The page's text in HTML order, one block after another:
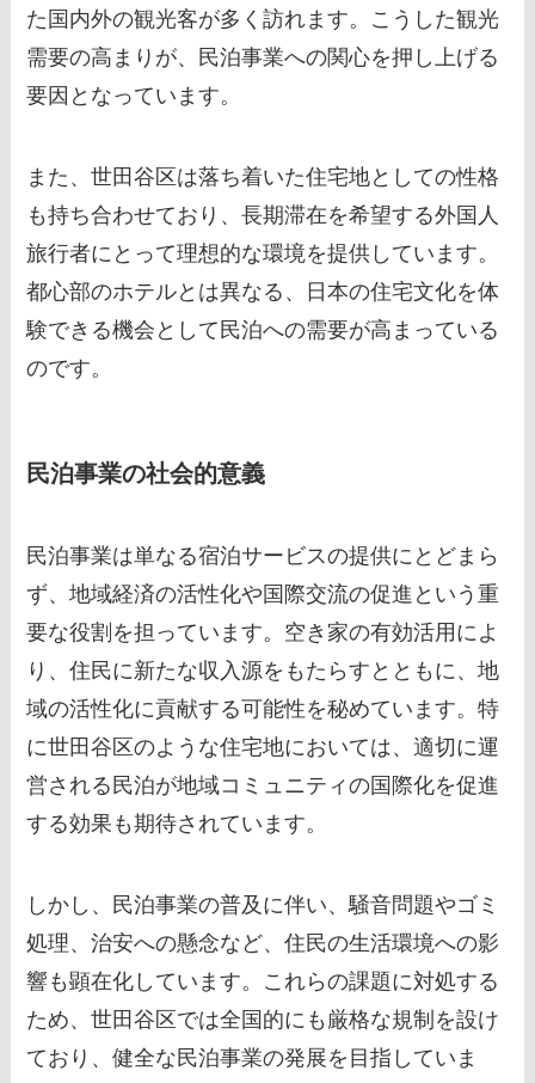
た国内外の観光客が多く訪れます。こうした観光
需要の高まりが、民泊事業への関心を押し上げる
要因となっています。
また、世田谷区は落ち着いた住宅地としての性格
も持ち合わせており、長期滞在を希望する外国人
旅行者にとって理想的な環境を提供しています。
都心部のホテルとは異なる、日本の住宅文化を体
験できる機会として民泊への需要が高まっている
のです。
民泊事業の社会的意義
民泊事業は単なる宿泊サービスの提供にとどまら
ず、地域経済の活性化や国際交流の促進という重
要な役割を担っています。空き家の有効活用によ
り、住民に新たな収入源をもたらすとともに、地
域の活性化に貢献する可能性を秘めています。特
に世田谷区のような住宅地においては、適切に運
営される民泊が地域コミュニティの国際化を促進
する効果も期待されています。
しかし、民泊事業の普及に伴い、騒音問題やゴミ
処理、治安への懸念など、住民の生活環境への影
響も顕在化しています。これらの課題に対処する
ため、世田谷区では全国的にも厳格な規制を設け
ており、健全な民泊事業の発展を目指していま